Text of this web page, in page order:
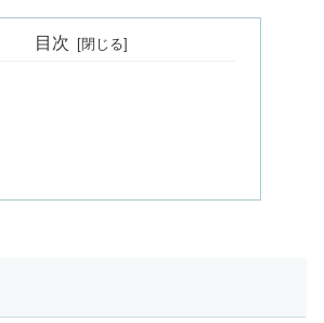
目次